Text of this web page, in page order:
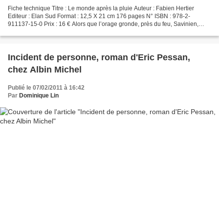
Fiche technique Titre : Le monde après la pluie Auteur : Fabien Hertier
Editeur : Elan Sud Format : 12,5 X 21 cm 176 pages N° ISBN : 978-2-
911137-15-0 Prix : 16 € Alors que l’orage gronde, près du feu, Savinien,
Incident de personne, roman d'Eric Pessan,
chez Albin Michel
Publié le 07/02/2011 à 16:42
Par Dominique Lin